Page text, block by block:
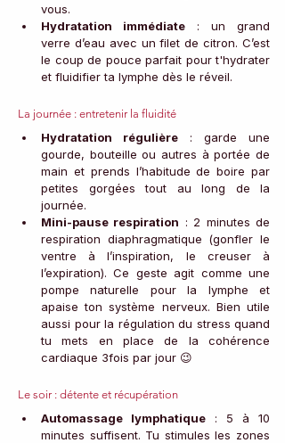
vous.
Hydratation immédiate : un grand
verre d’eau avec un filet de citron. C’est
le coup de pouce parfait pour t'hydrater
et fluidifier ta lymphe dès le réveil.
La journée : entretenir la fluidité
Hydratation régulière : garde une
gourde, bouteille ou autres à portée de
main et prends l’habitude de boire par
petites gorgées tout au long de la
journée.
Mini-pause respiration : 2 minutes de
respiration diaphragmatique (gonfler le
ventre à l’inspiration, le creuser à
l’expiration). Ce geste agit comme une
pompe naturelle pour la lymphe et
apaise ton système nerveux. Bien utile
aussi pour la régulation du stress quand
tu mets en place de la cohérence
cardiaque 3fois par jour 😉
Le soir : détente et récupération
Automassage lymphatique : 5 à 10
minutes suffisent. Tu stimules les zones